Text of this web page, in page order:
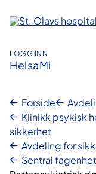
innhold
LOGG INN
HelsaMi
Forside
Klinikk psykisk
sikkerhet
Avdeling for
Sentral